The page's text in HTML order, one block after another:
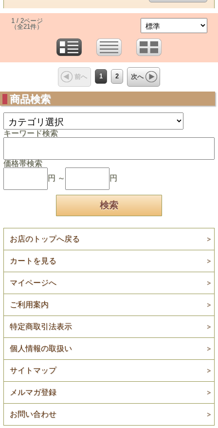
1 / 2ページ
（全21件）
前へ 1 2 次へ
商品検索
キーワード検索
価格帯検索
円 ～
円
お店のトップへ戻る
カートを見る
マイページへ
ご利用案内
特定商取引法表示
個人情報の取扱い
サイトマップ
メルマガ登録
お問い合わせ